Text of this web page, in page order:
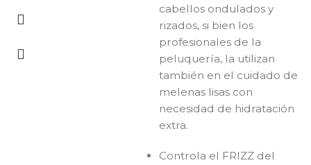
cabellos ondulados y
rizados, si bien los
profesionales de la
peluquería, la utilizan
también en el cuidado de
melenas lisas con
necesidad de hidratación
extra.
Controla el FRIZZ del